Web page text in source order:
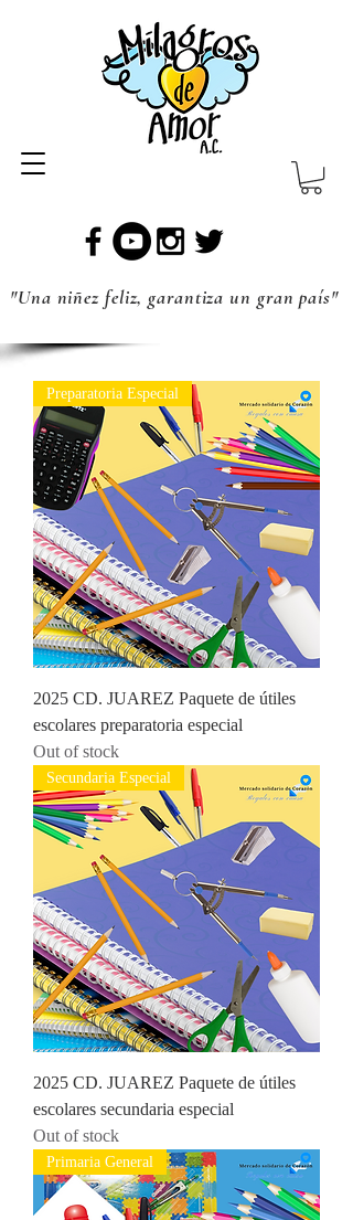
"Una niñez feliz, garantiza un gran país"
Preparatoria Especial
2025 CD. JUAREZ Paquete de útiles
escolares preparatoria especial
Out of stock
Secundaria Especial
2025 CD. JUAREZ Paquete de útiles
escolares secundaria especial
Out of stock
Primaria General